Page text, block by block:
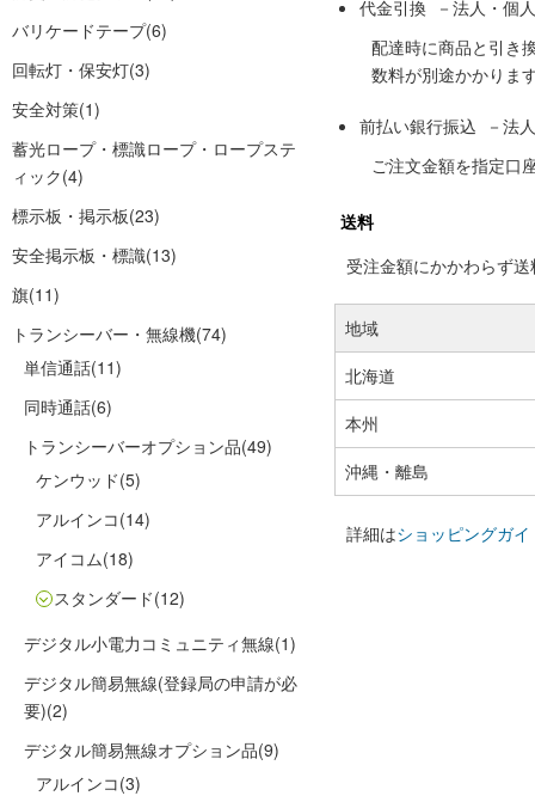
バリケードテープ(6)
回転灯・保安灯(3)
安全対策(1)
蓄光ロープ・標識ロープ・ロープステ
ィック(4)
標示板・掲示板(23)
安全掲示板・標識(13)
旗(11)
トランシーバー・無線機(74)
単信通話(11)
同時通話(6)
トランシーバーオプション品(49)
ケンウッド(5)
アルインコ(14)
アイコム(18)
スタンダード(12)
デジタル小電力コミュニティ無線(1)
デジタル簡易無線(登録局の申請が必
要)(2)
デジタル簡易無線オプション品(9)
アルインコ(3)
代金引換 －法人・個
配達時に商品と引き
数料が別途かかりま
前払い銀行振込 －法
ご注文金額を指定口
送料
受注金額にかかわらず
地域
北海道
本州
沖縄・離島
詳細はショッピングガイ